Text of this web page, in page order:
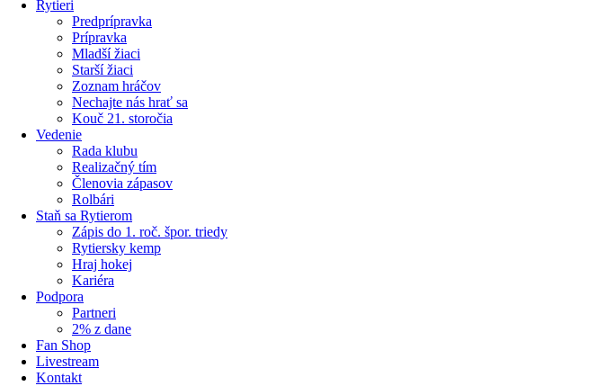
Rytieri
Predprípravka
Prípravka
Mladší žiaci
Starší žiaci
Zoznam hráčov
Nechajte nás hrať sa
Kouč 21. storočia
Vedenie
Rada klubu
Realizačný tím
Členovia zápasov
Rolbári
Staň sa Rytierom
Zápis do 1. roč. špor. triedy
Rytiersky kemp
Hraj hokej
Kariéra
Podpora
Partneri
2% z dane
Fan Shop
Livestream
Kontakt